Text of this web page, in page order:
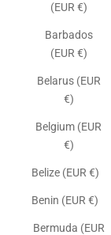
(EUR €)
Barbados
(EUR €)
Belarus (EUR
€)
Belgium (EUR
€)
Belize (EUR €)
Benin (EUR €)
Bermuda (EUR